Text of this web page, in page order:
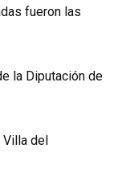
fueron las
la Diputación de
Villa del